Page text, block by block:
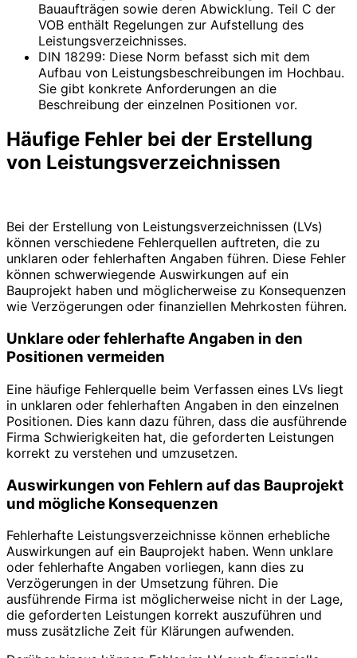
Bauaufträgen sowie deren Abwicklung. Teil C der
VOB enthält Regelungen zur Aufstellung des
Leistungsverzeichnisses.
DIN 18299: Diese Norm befasst sich mit dem
Aufbau von Leistungsbeschreibungen im Hochbau.
Sie gibt konkrete Anforderungen an die
Beschreibung der einzelnen Positionen vor.
Häufige Fehler bei der Erstellung
von Leistungsverzeichnissen
Bei der Erstellung von Leistungsverzeichnissen (LVs)
können verschiedene Fehlerquellen auftreten, die zu
unklaren oder fehlerhaften Angaben führen. Diese Fehler
können schwerwiegende Auswirkungen auf ein
Bauprojekt haben und möglicherweise zu Konsequenzen
wie Verzögerungen oder finanziellen Mehrkosten führen.
Unklare oder fehlerhafte Angaben in den
Positionen vermeiden
Eine häufige Fehlerquelle beim Verfassen eines LVs liegt
in unklaren oder fehlerhaften Angaben in den einzelnen
Positionen. Dies kann dazu führen, dass die ausführende
Firma Schwierigkeiten hat, die geforderten Leistungen
korrekt zu verstehen und umzusetzen.
Auswirkungen von Fehlern auf das Bauprojekt
und mögliche Konsequenzen
Fehlerhafte Leistungsverzeichnisse können erhebliche
Auswirkungen auf ein Bauprojekt haben. Wenn unklare
oder fehlerhafte Angaben vorliegen, kann dies zu
Verzögerungen in der Umsetzung führen. Die
ausführende Firma ist möglicherweise nicht in der Lage,
die geforderten Leistungen korrekt auszuführen und
muss zusätzliche Zeit für Klärungen aufwenden.